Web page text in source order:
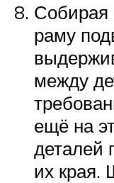
раму
между
ещё на
деталей
их края.